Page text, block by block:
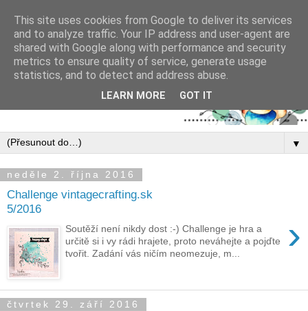
▼
neděle 2. října 2016
Challenge vintagecrafting.sk
5/2016
›
Soutěží není nikdy dost :-) Challenge je hra a
určitě si i vy rádi hrajete, proto neváhejte a pojďte
tvořit. Zadání vás ničím neomezuje, m...
čtvrtek 29. září 2016
This site uses cookies from Google to deliver its services
and to analyze traffic. Your IP address and user-agent are
shared with Google along with performance and security
metrics to ensure quality of service, generate usage
statistics, and to detect and address abuse.
LEARN MORE GOT IT